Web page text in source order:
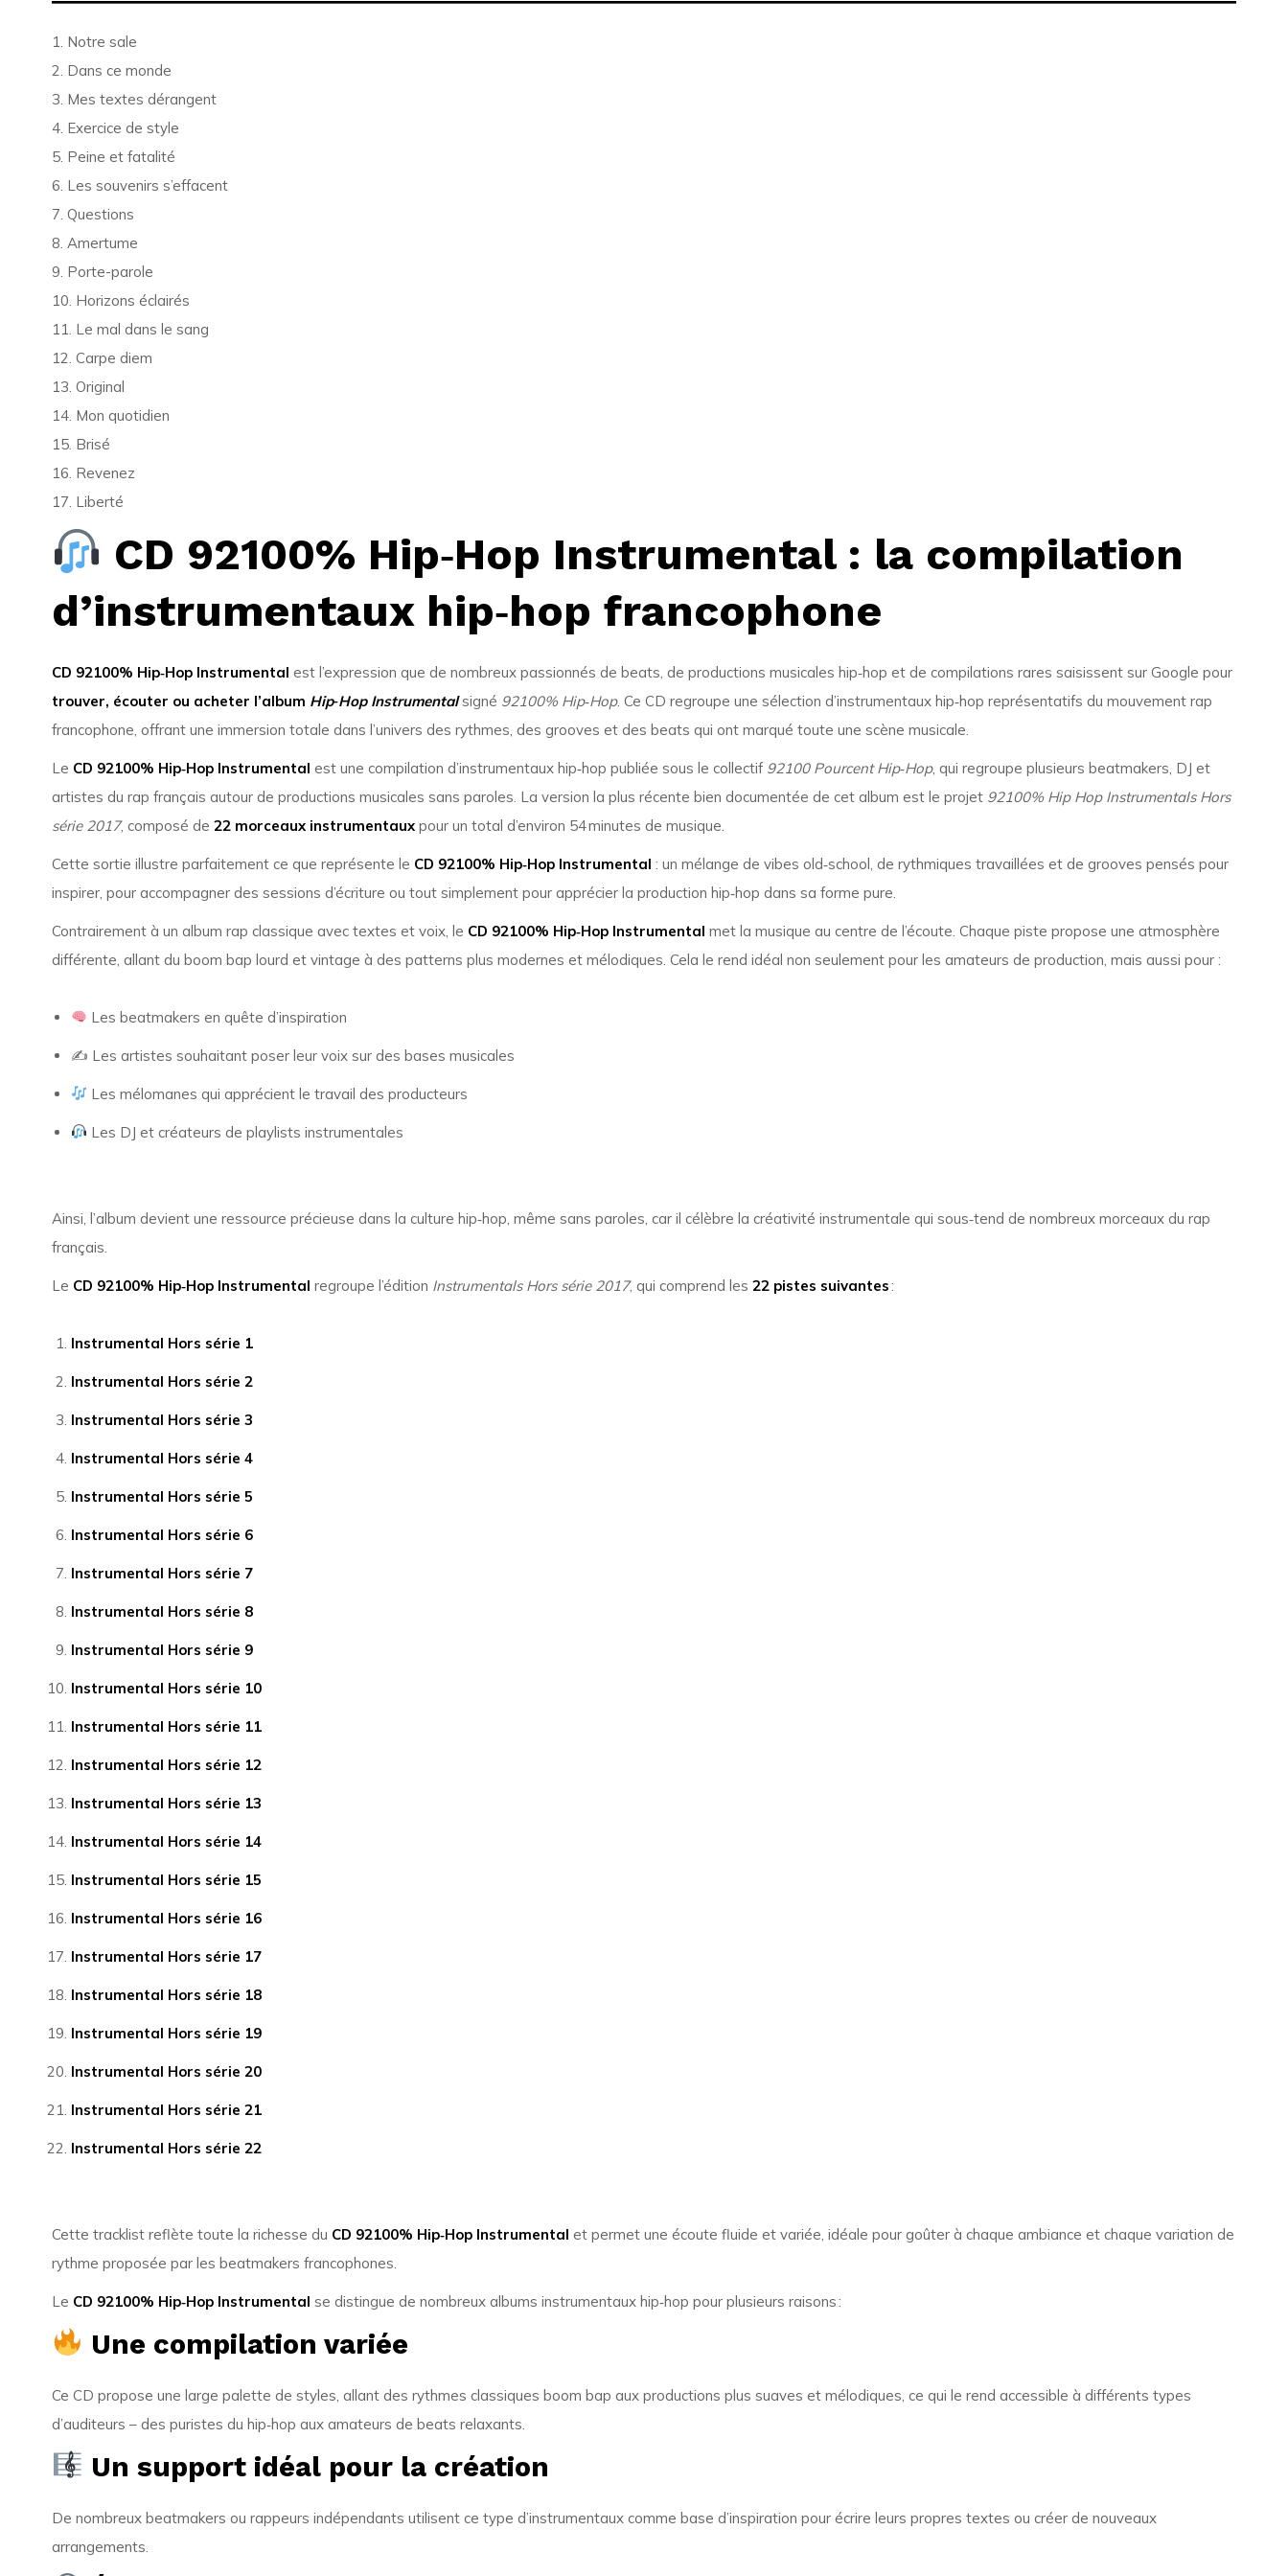
1. Notre sale
2. Dans ce monde
3. Mes textes dérangent
4. Exercice de style
5. Peine et fatalité
6. Les souvenirs s’effacent
7. Questions
8. Amertume
9. Porte-parole
10. Horizons éclairés
11. Le mal dans le sang
12. Carpe diem
13. Original
14. Mon quotidien
15. Brisé
16. Revenez
17. Liberté
CD 92100% Hip‑Hop Instrumental : la compilation
d’instrumentaux hip‑hop francophone
CD 92100% Hip‑Hop Instrumental est l’expression que de nombreux passionnés de beats, de productions musicales hip‑hop et de compilations rares saisissent sur Google pour
trouver, écouter ou acheter l’album Hip‑Hop Instrumentalsigné 92100% Hip‑Hop. Ce CD regroupe une sélection d’instrumentaux hip‑hop représentatifs du mouvement rap
francophone, offrant une immersion totale dans l’univers des rythmes, des grooves et des beats qui ont marqué toute une scène musicale.
Le CD 92100% Hip‑Hop Instrumental est une compilation d’instrumentaux hip‑hop publiée sous le collectif 92100 Pourcent Hip‑Hop, qui regroupe plusieurs beatmakers, DJ et
artistes du rap français autour de productions musicales sans paroles. La version la plus récente bien documentée de cet album est le projet 92100% Hip Hop Instrumentals Hors
série 2017, composé de 22 morceaux instrumentauxpour un total d’environ 54 minutes de musique.
Cette sortie illustre parfaitement ce que représente le CD 92100% Hip‑Hop Instrumental : un mélange de vibes old‑school, de rythmiques travaillées et de grooves pensés pour
inspirer, pour accompagner des sessions d’écriture ou tout simplement pour apprécier la production hip‑hop dans sa forme pure.
Contrairement à un album rap classique avec textes et voix, le CD 92100% Hip‑Hop Instrumental met la musique au centre de l’écoute. Chaque piste propose une atmosphère
différente, allant du boom bap lourd et vintage à des patterns plus modernes et mélodiques. Cela le rend idéal non seulement pour les amateurs de production, mais aussi pour :
Les beatmakers en quête d’inspiration
✍️ Les artistes souhaitant poser leur voix sur des bases musicales
Les mélomanes qui apprécient le travail des producteurs
Les DJ et créateurs de playlists instrumentales
Ainsi, l’album devient une ressource précieuse dans la culture hip‑hop, même sans paroles, car il célèbre la créativité instrumentale qui sous‑tend de nombreux morceaux du rap
français.
Le CD 92100% Hip‑Hop Instrumental regroupe l’édition Instrumentals Hors série 2017, qui comprend les 22 pistes suivantes:
Instrumental Hors série 1
Instrumental Hors série 2
Instrumental Hors série 3
Instrumental Hors série 4
Instrumental Hors série 5
Instrumental Hors série 6
Instrumental Hors série 7
Instrumental Hors série 8
Instrumental Hors série 9
Instrumental Hors série 10
Instrumental Hors série 11
Instrumental Hors série 12
Instrumental Hors série 13
Instrumental Hors série 14
Instrumental Hors série 15
Instrumental Hors série 16
Instrumental Hors série 17
Instrumental Hors série 18
Instrumental Hors série 19
Instrumental Hors série 20
Instrumental Hors série 21
Instrumental Hors série 22
Cette tracklist reflète toute la richesse du CD 92100% Hip‑Hop Instrumental et permet une écoute fluide et variée, idéale pour goûter à chaque ambiance et chaque variation de
rythme proposée par les beatmakers francophones.
Le CD 92100% Hip‑Hop Instrumental se distingue de nombreux albums instrumentaux hip‑hop pour plusieurs raisons :
Une compilation variée
Ce CD propose une large palette de styles, allant des rythmes classiques boom bap aux productions plus suaves et mélodiques, ce qui le rend accessible à différents types
d’auditeurs – des puristes du hip‑hop aux amateurs de beats relaxants.
Un support idéal pour la création
De nombreux beatmakers ou rappeurs indépendants utilisent ce type d’instrumentaux comme base d’inspiration pour écrire leurs propres textes ou créer de nouveaux
arrangements.